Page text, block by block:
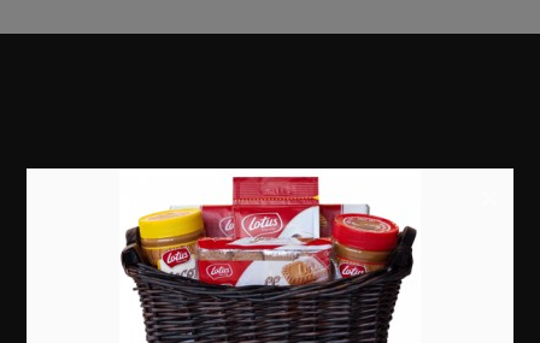
Erfolgsgeschichten